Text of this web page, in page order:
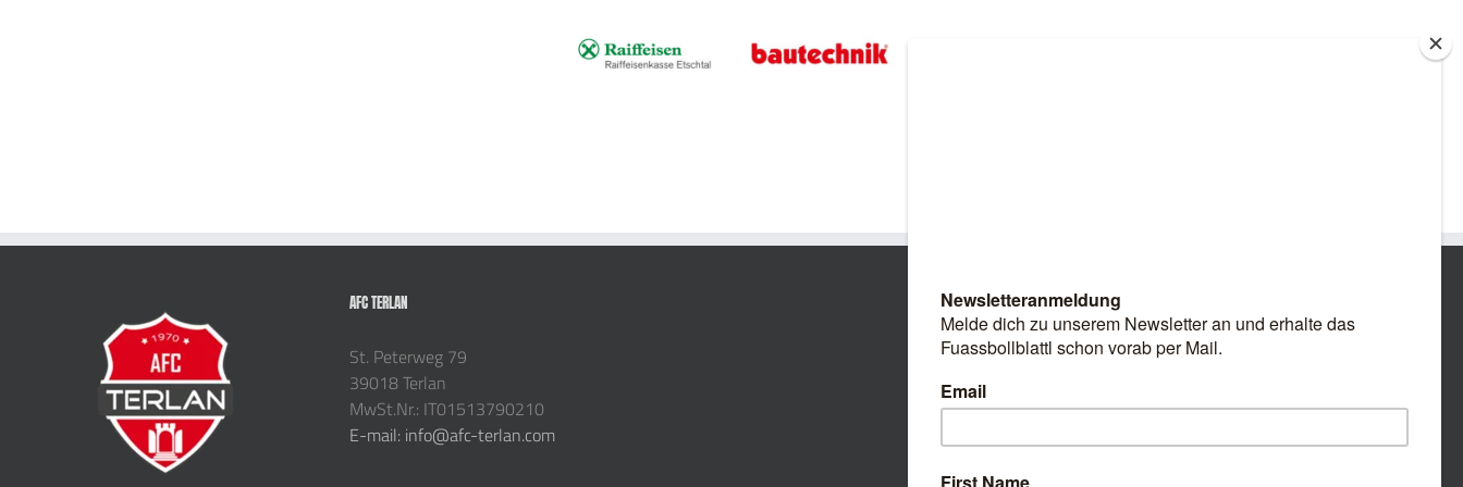
AFC TERLAN
St. Peterweg 79
39018 Terlan
MwSt.Nr.: IT01513790210
E-mail: info@afc-terlan.com